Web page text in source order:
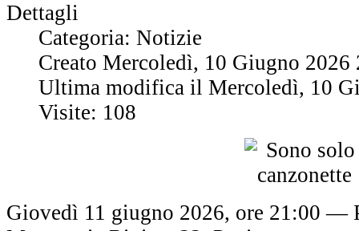
Dettagli
Categoria: Notizie
Creato Mercoledì, 10 Giugno 2026
Ultima modifica il Mercoledì, 10
Visite: 108
Giovedì 11 giugno 2026, ore 21:00 —